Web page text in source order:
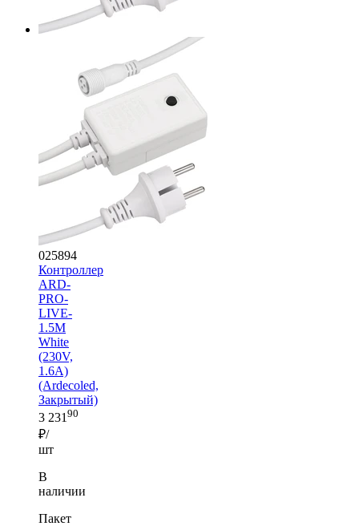
025894
Контроллер
ARD-
PRO-
LIVE-
1.5M
White
(230V,
1.6A)
(Ardecoled,
Закрытый)
3 231 90
₽/
шт
В
наличии
Пакет